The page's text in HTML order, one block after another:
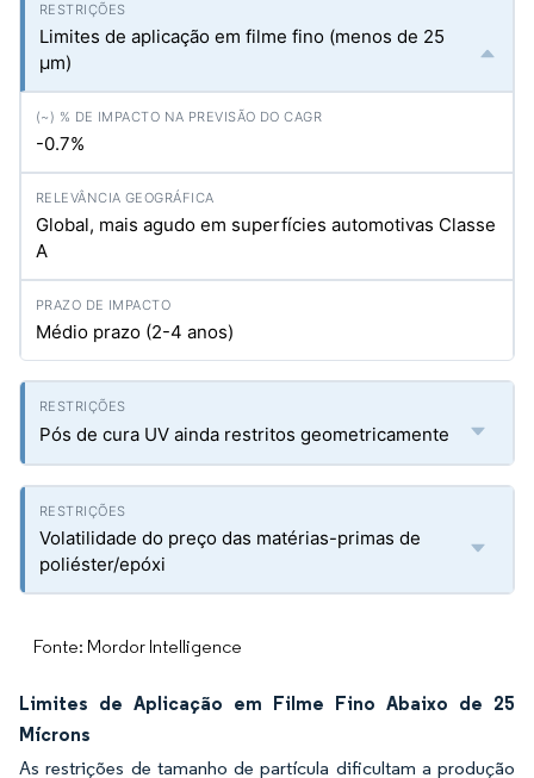
Limites de aplicação em filme fino (menos de 25
µm)
-0.7%
Global, mais agudo em superfícies automotivas Classe
A
Médio prazo (2-4 anos)
Pós de cura UV ainda restritos geometricamente
Volatilidade do preço das matérias-primas de
poliéster/epóxi
Fonte: Mordor Intelligence
Limites de Aplicação em Filme Fino Abaixo de 25
Mícrons
As restrições de tamanho de partícula dificultam a produção